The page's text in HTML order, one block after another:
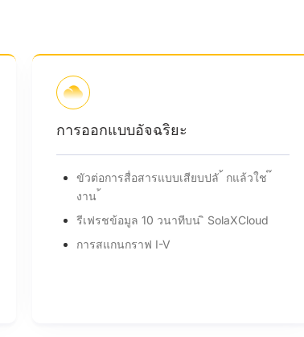
ความยืดหยุ่นในการปรับตัว
รองรับการทํางานแบบขนานสูงสุด 5 เครื่อง
การจัดการโหลดไฟฟาอัจฉริยะ ้ (เชน่ ปั๊ม
ความร้อน, ที่ชาร์จรถยนต์ไฟฟาอัจฉริยะ ้ )